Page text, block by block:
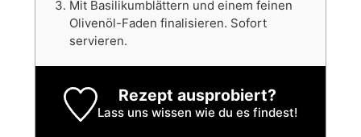
Mit Basilikumblättern und einem feinen
Olivenöl-Faden finalisieren. Sofort
servieren.
Rezept ausprobiert?
Lass uns wissen wie du es findest!